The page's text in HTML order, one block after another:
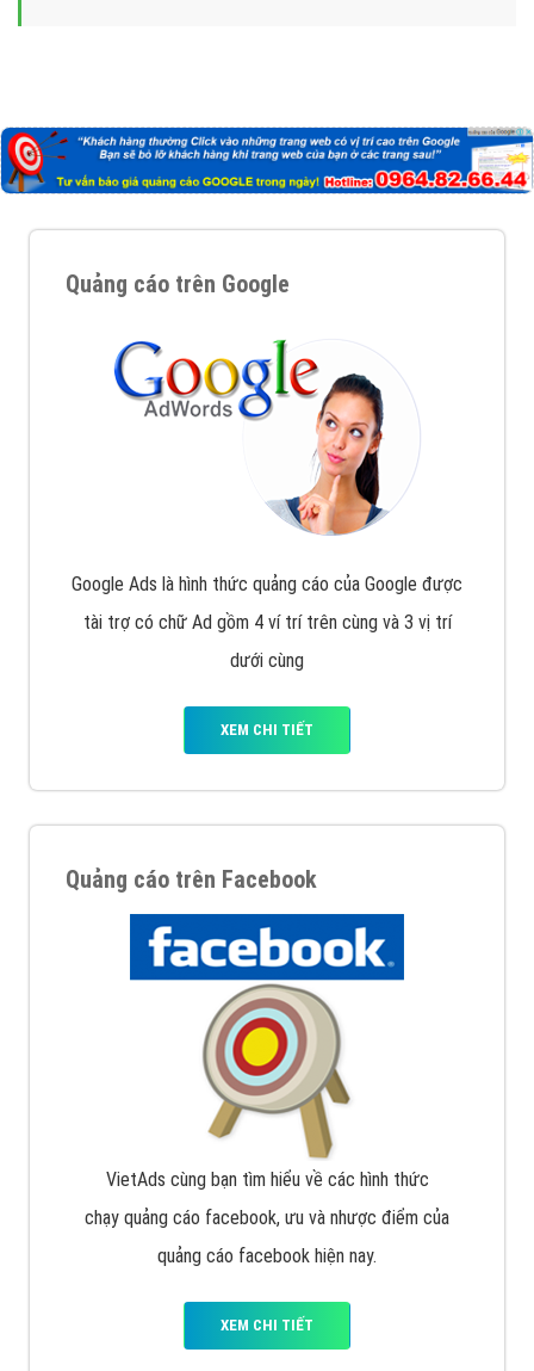
Quảng cáo trên Google
Google Ads là hình thức quảng cáo của Google được
tài trợ có chữ Ad gồm 4 ví trí trên cùng và 3 vị trí
dưới cùng
XEM CHI TIẾT
Quảng cáo trên Facebook
VietAds cùng bạn tìm hiểu về các hình thức
chạy quảng cáo facebook, ưu và nhược điểm của
quảng cáo facebook hiện nay.
XEM CHI TIẾT